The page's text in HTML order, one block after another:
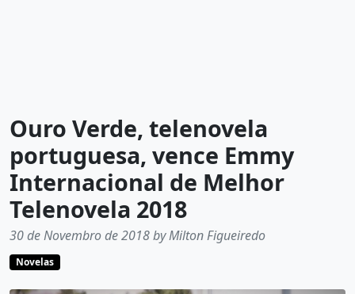
Ouro Verde, telenovela
portuguesa, vence Emmy
Internacional de Melhor
Telenovela 2018
30 de Novembro de 2018 by Milton Figueiredo
Novelas